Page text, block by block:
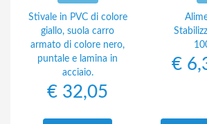
Stivale in PVC di colore
giallo, suola carro
armato di colore nero,
puntale e lamina in
acciaio.
€ 32,05
€